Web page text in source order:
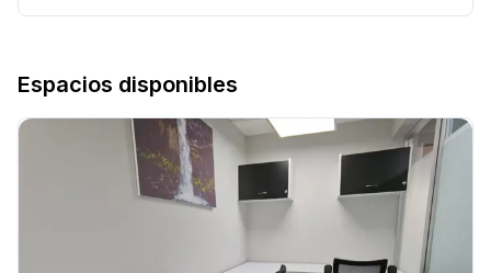
Espacios disponibles